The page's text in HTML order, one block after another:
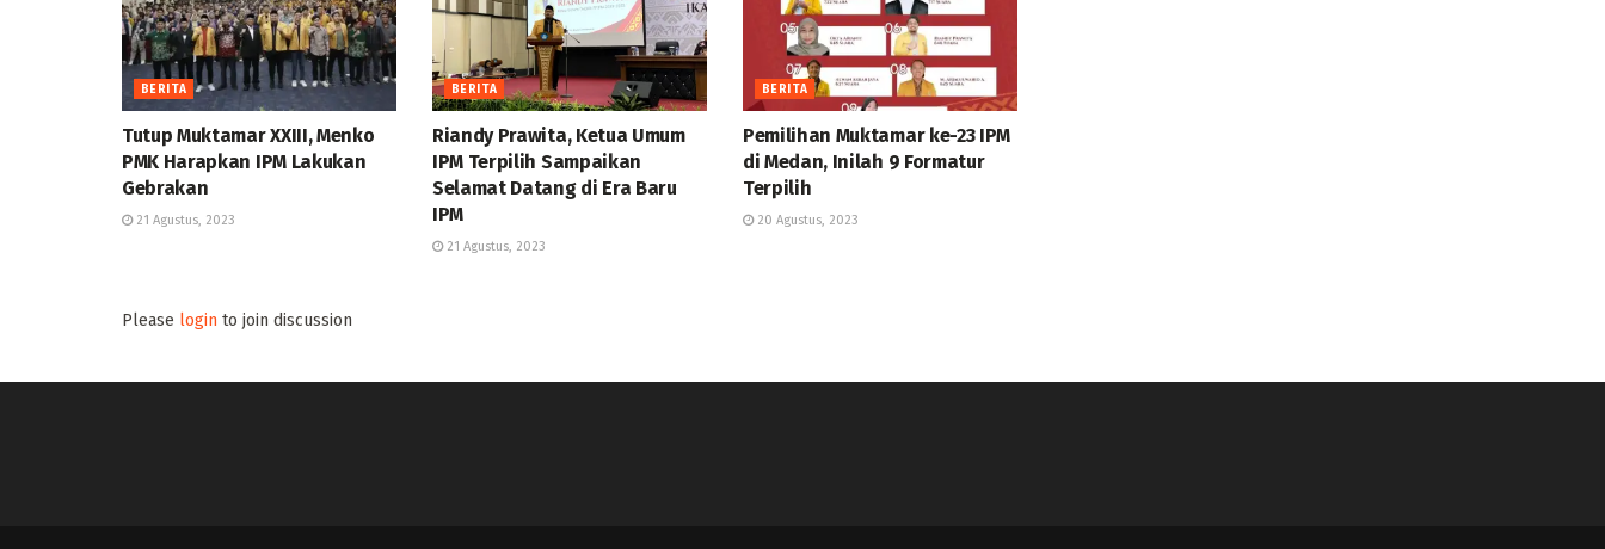
BERITA
Tutup Muktamar XXIII, Menko
PMK Harapkan IPM Lakukan
Gebrakan
21 Agustus, 2023
BERITA
Riandy Prawita, Ketua Umum
IPM Terpilih Sampaikan
Selamat Datang di Era Baru
IPM
21 Agustus, 2023
BERITA
Pemilihan Muktamar ke-23 IPM
di Medan, Inilah 9 Formatur
Terpilih
20 Agustus, 2023
Please login to join discussion